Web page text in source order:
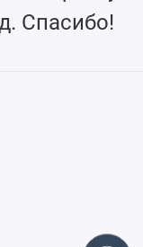
Спасибо!